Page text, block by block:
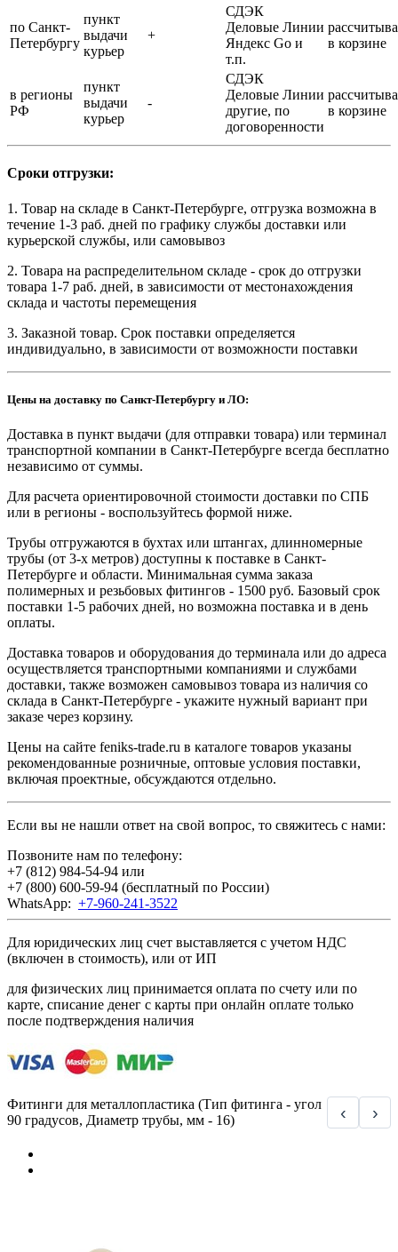
по Санкт-
Петербургу
пункт
выдачи
курьер
+
СДЭК
Деловые Линии
Яндекс Go и
т.п.
в корзине
в регионы
РФ
пункт
выдачи
курьер
-
СДЭК
Деловые Линии
другие, по
договоренности
в корзине
Сроки отгрузки:
1. Товар на складе в Санкт-Петербурге, отгрузка возможна в
течение 1-3 раб. дней по графику службы доставки или
курьерской службы, или самовывоз
2. Товара на распределительном складе - срок до отгрузки
товара 1-7 раб. дней, в зависимости от местонахождения
склада и частоты перемещения
3. Заказной товар. Срок поставки определяется
индивидуально, в зависимости от возможности поставки
Цены на доставку по Санкт-Петербургу и ЛО:
Доставка в пункт выдачи (для отправки товара) или терминал
транспортной компании в Санкт-Петербурге всегда бесплатно
независимо от суммы.
Для расчета ориентировочной стоимости доставки по СПБ
или в регионы - воспользуйтесь формой ниже.
Трубы отгружаются в бухтах или штангах, длинномерные
трубы (от 3-х метров) доступны к поставке в Санкт-
Петербурге и области. Минимальная сумма заказа
полимерных и резьбовых фитингов - 1500 руб. Базовый срок
поставки 1-5 рабочих дней, но возможна поставка и в день
оплаты.
Доставка товаров и оборудования до терминала или до адреса
осуществляется транспортными компаниями и службами
доставки, также возможен самовывоз товара из наличия со
склада в Санкт-Петербурге - укажите нужный вариант при
заказе через корзину.
Цены на сайте feniks-trade.ru в каталоге товаров указаны
рекомендованные розничные, оптовые условия поставки,
включая проектные, обсуждаются отдельно.
Если вы не нашли ответ на свой вопрос, то свяжитесь с нами:
Позвоните нам по телефону:
+7 (812) 984-54-94 или
+7 (800) 600-59-94 (бесплатный по России)
WhatsApp: +7-960-241-3522
Для юридических лиц счет выставляется с учетом НДС
(включен в стоимость), или от ИП
для физических лиц принимается оплата по счету или по
карте, списание денег с карты при онлайн оплате только
после подтверждения наличия
Фитинги для металлопластика (Тип фитинга - угол
90 градусов, Диаметр трубы, мм - 16)
‹ ›